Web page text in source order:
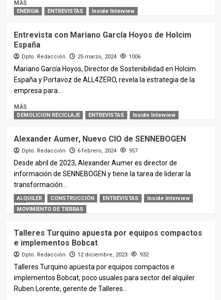
MÁS
ENERGIA ENTREVISTAS Inside Interview
Entrevista con Mariano García Hoyos de Holcim
España
Dpto. Redacción 25 marzo, 2024 1006
Mariano García Hoyos, Director de Sostenibilidad en Holcim
España y Portavoz de ALL4ZERO, revela la estrategia de la
empresa para...
MÁS
DEMOLICION RECICLAJE ENTREVISTAS Inside Interview
Alexander Aumer, Nuevo CIO de SENNEBOGEN
Dpto. Redacción 6 febrero, 2024 957
Desde abril de 2023, Alexander Aumer es director de
información de SENNEBOGEN y tiene la tarea de liderar la
transformación...
MÁS
ALQUILER CONSTRUCCIÓN ENTREVISTAS
Inside Interview
MOVIMIENTO DE TIERRAS
Talleres Turquino apuesta por equipos compactos
e implementos Bobcat
Dpto. Redacción 12 diciembre, 2023 932
Talleres Turquino apuesta por equipos compactos e
implementos Bobcat, poco usuales para sector del alquiler.
Ruben Lorente, gerente de Talleres...